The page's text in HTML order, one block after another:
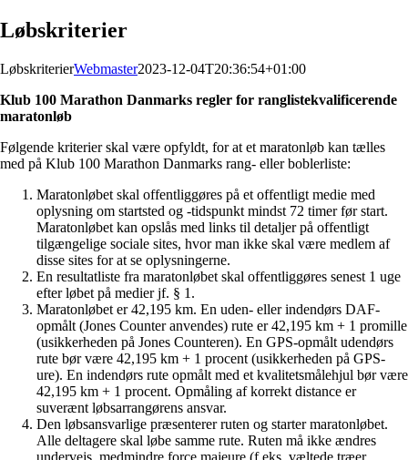
Løbskriterier
LøbskriterierWebmaster2023-12-04T20:36:54+01:00
Klub 100 Marathon Danmarks regler for ranglistekvalificerende
maratonløb
Følgende kriterier skal være opfyldt, for at et maratonløb kan tælles
med på Klub 100 Marathon Danmarks rang- eller boblerliste:
Maratonløbet skal offentliggøres på et offentligt medie med
oplysning om startsted og -tidspunkt mindst 72 timer før start.
Maratonløbet kan opslås med links til detaljer på offentligt
tilgængelige sociale sites, hvor man ikke skal være medlem af
disse sites for at se oplysningerne.
En resultatliste fra maratonløbet skal offentliggøres senest 1 uge
efter løbet på medier jf. § 1.
Maratonløbet er 42,195 km. En uden- eller indendørs DAF-
opmålt (Jones Counter anvendes) rute er 42,195 km + 1 promille
(usikkerheden på Jones Counteren). En GPS-opmålt udendørs
rute bør være 42,195 km + 1 procent (usikkerheden på GPS-
ure). En indendørs rute opmålt med et kvalitetsmålehjul bør være
42,195 km + 1 procent. Opmåling af korrekt distance er
suverænt løbsarrangørens ansvar.
Den løbsansvarlige præsenterer ruten og starter maratonløbet.
Alle deltagere skal løbe samme rute. Ruten må ikke ændres
undervejs, medmindre force majeure (f.eks. væltede træer,